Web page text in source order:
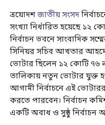
ত্রয়োদশজাতীয় সংসদ
সংখ্যা নির্ধারিত হয়েছে ১২
নির্বাচন ভবনে সাংবাদিক
সিনিয়র সচিব আখতার
ভোটার ছিলেন ১২ কোটি ৭৬
তালিকায় নতুন ভোটার যুক্ত
আগামী নির্বাচনে এই
করতে পারবেন। নির্বাচন
একটি অবাধ ও সুষ্ঠু